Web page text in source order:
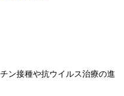
ン接種や抗ウイルス治療の進